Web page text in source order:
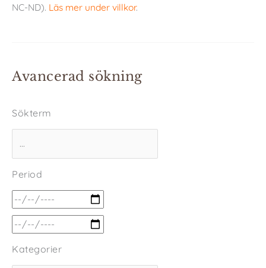
NC-ND). Läs mer under villkor.
Avancerad sökning
Sökterm
Period
Kategorier